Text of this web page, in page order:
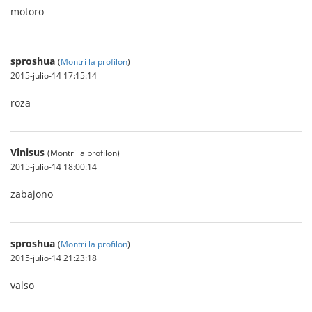
motoro
sproshua (Montri la profilon)
2015-julio-14 17:15:14
roza
Vinisus (Montri la profilon)
2015-julio-14 18:00:14
zabajono
sproshua (Montri la profilon)
2015-julio-14 21:23:18
valso